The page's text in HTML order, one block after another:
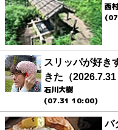
西
スリッパが好き
きた（
石川大樹
(07.31 10:00)
バ